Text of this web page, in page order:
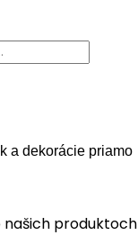
a dekorácie priamo
našich produktoch